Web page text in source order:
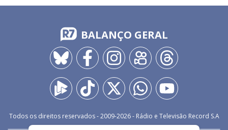
BALANÇO GERAL
Todos os direitos reservados - 2009-2026- Rádio e Televisão Record S.A